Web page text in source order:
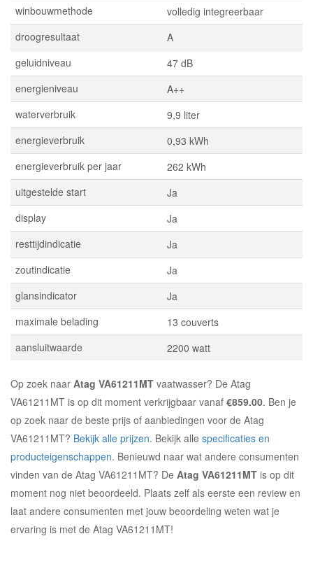
winbouwmethode
volledig integreerbaar
droogresultaat
A
geluidniveau
47 dB
energieniveau
A++
waterverbruik
9,9 liter
energieverbruik
0,93 kWh
energieverbruik per jaar
262 kWh
uitgestelde start
Ja
display
Ja
resttijdindicatie
Ja
zoutindicatie
Ja
glansindicator
Ja
maximale belading
13 couverts
aansluitwaarde
2200 watt
Op zoek naar Atag VA61211MT vaatwasser? De Atag
VA61211MT is op dit moment verkrijgbaar vanaf €859.00. Ben je
op zoek naar de beste prijs of aanbiedingen voor de Atag
VA61211MT? Bekijk alle prijzen. Bekijk alle specificaties en
producteigenschappen. Benieuwd naar wat andere consumenten
vinden van de Atag VA61211MT? De Atag VA61211MT is op dit
moment nog niet beoordeeld. Plaats zelf als eerste een review en
laat andere consumenten met jouw beoordeling weten wat je
ervaring is met de Atag VA61211MT!